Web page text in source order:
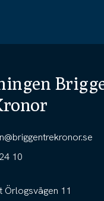
10
Örlogsvägen 11